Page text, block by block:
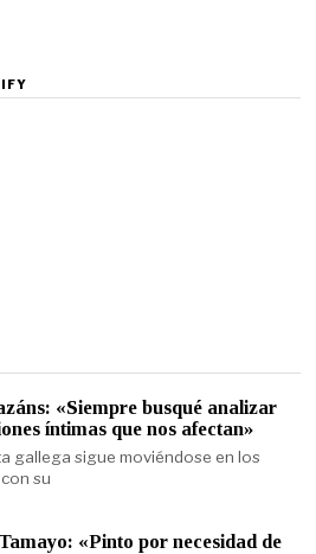
«Siempre busqué analizar
íntimas que nos afectan»
gallega sigue moviéndose en los
su
«Pinto por necesidad de